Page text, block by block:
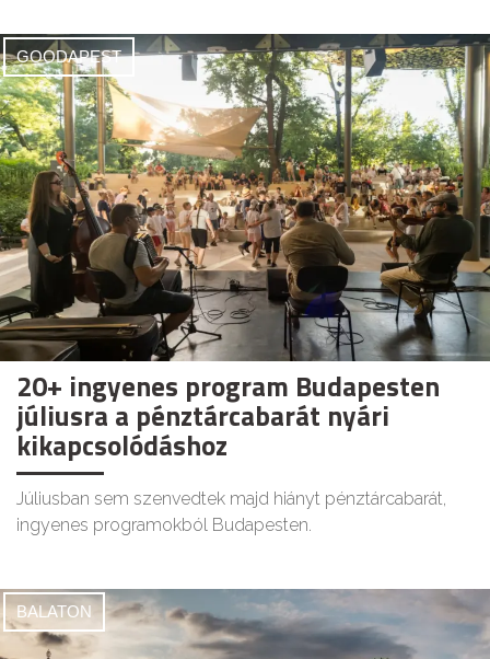
GOODAPEST
20+ ingyenes program Budapesten
júliusra a pénztárcabarát nyári
kikapcsolódáshoz
Júliusban sem szenvedtek majd hiányt pénztárcabarát,
ingyenes programokból Budapesten.
BALATON